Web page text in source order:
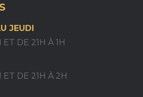
JEUDI
ET DE 21H À 1H
ET DE 21H À 2H